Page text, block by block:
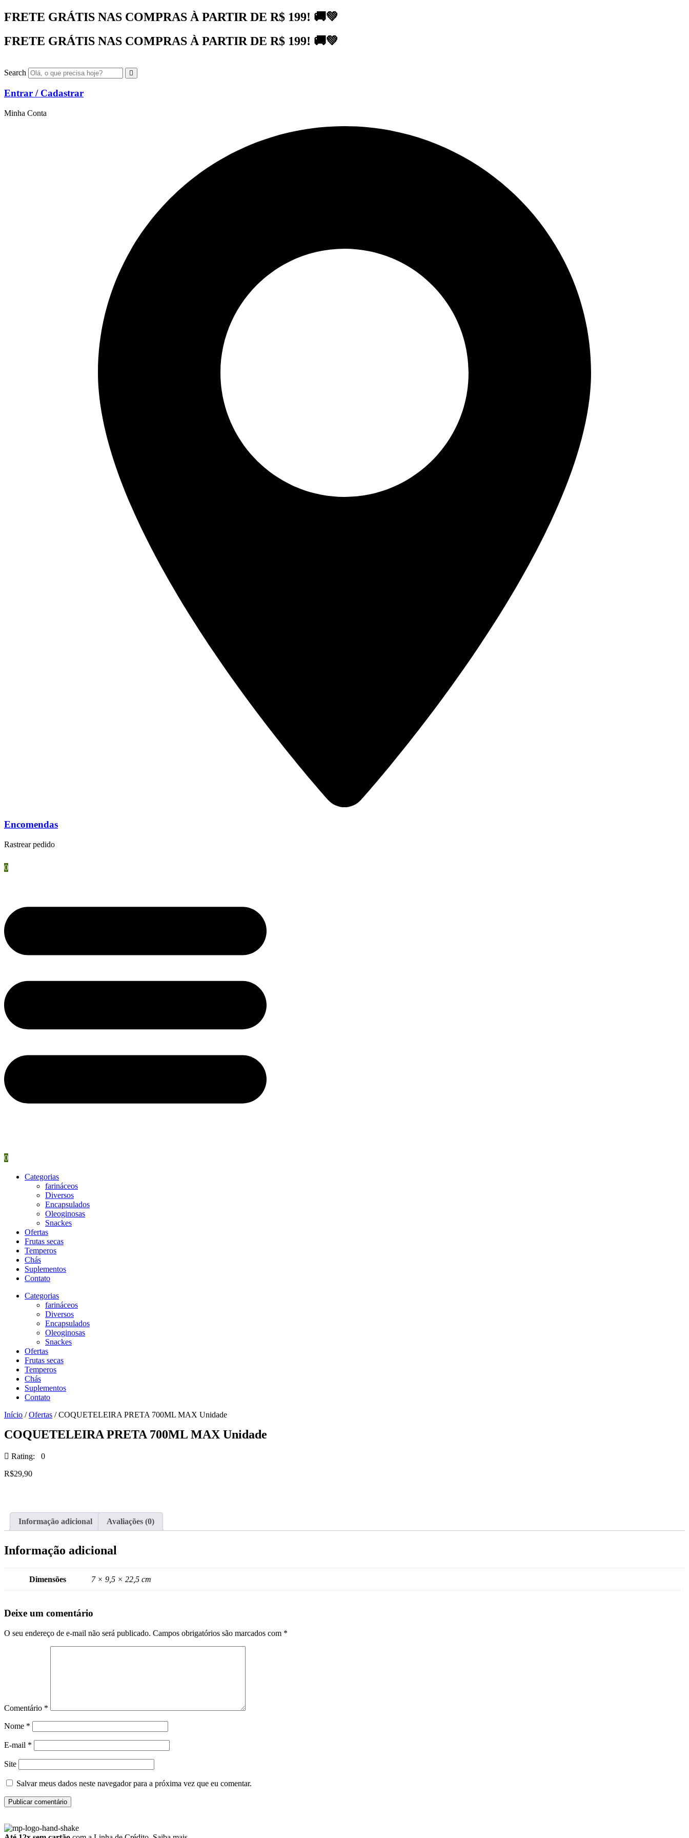
Ir
para
conteúdo
FRETE GRÁTIS NAS COMPRAS À PARTIR DE R$ 199! 🚚💚
FRETE GRÁTIS NAS COMPRAS À PARTIR DE R$ 199! 🚚💚
Search
Entrar / Cadastrar
Minha Conta
Encomendas
Rastrear pedido
0
0
Categorias
farináceos
Diversos
Encapsulados
Oleoginosas
Snackes
Ofertas
Frutas secas
Temperos
Chás
Suplementos
Contato
Categorias
farináceos
Diversos
Encapsulados
Oleoginosas
Snackes
Ofertas
Frutas secas
Temperos
Chás
Suplementos
Contato
Início /Ofertas / COQUETELEIRA PRETA 700ML MAX Unidade
COQUETELEIRA PRETA 700ML MAX Unidade
Rating: 0
R$29,90
Informação adicional Avaliações (0)
Informação adicional
Dimensões 7 × 9,5 × 22,5 cm
Deixe um comentário
O seu endereço de e-mail não será publicado. Campos obrigatórios são marcados com *
Comentário *
Nome *
E-mail *
Site
Salvar meus dados neste navegador para a próxima vez que eu comentar.